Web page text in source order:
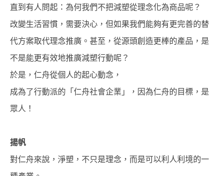
直到有人問起：為何我們不把減塑從理念化為商品呢？
改變生活習慣，需要決心，但如果我們能夠有更完善的替
代方案取代理念推廣。甚至，從源頭創造更棒的產品，是
不是能更有效地推廣減塑行動呢？
於是，仁舟從個人的起心動念，
成為了行動派的「仁舟社會企業」，因為仁舟的目標，是
眾人！
揚帆
對仁舟來說，淨塑，不只是理念，而是可以利人利境的一